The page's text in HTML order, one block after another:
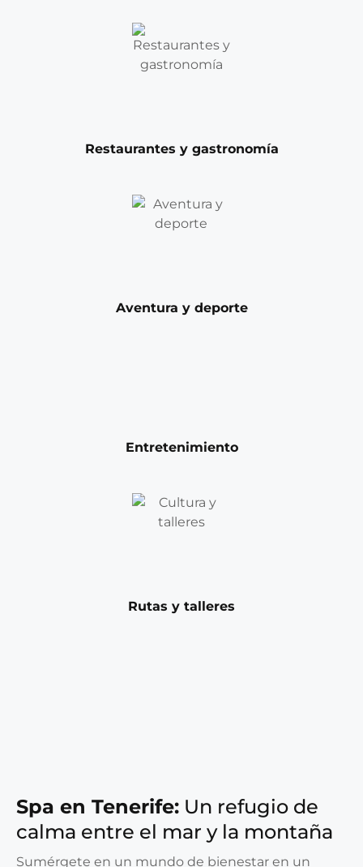
Restaurantes y gastronomía
Aventura y deporte
Entretenimiento
Rutas y talleres
Spa en Tenerife: Un refugio de
calma entre el mar y la montaña
Sumérgete en un mundo de bienestar en un